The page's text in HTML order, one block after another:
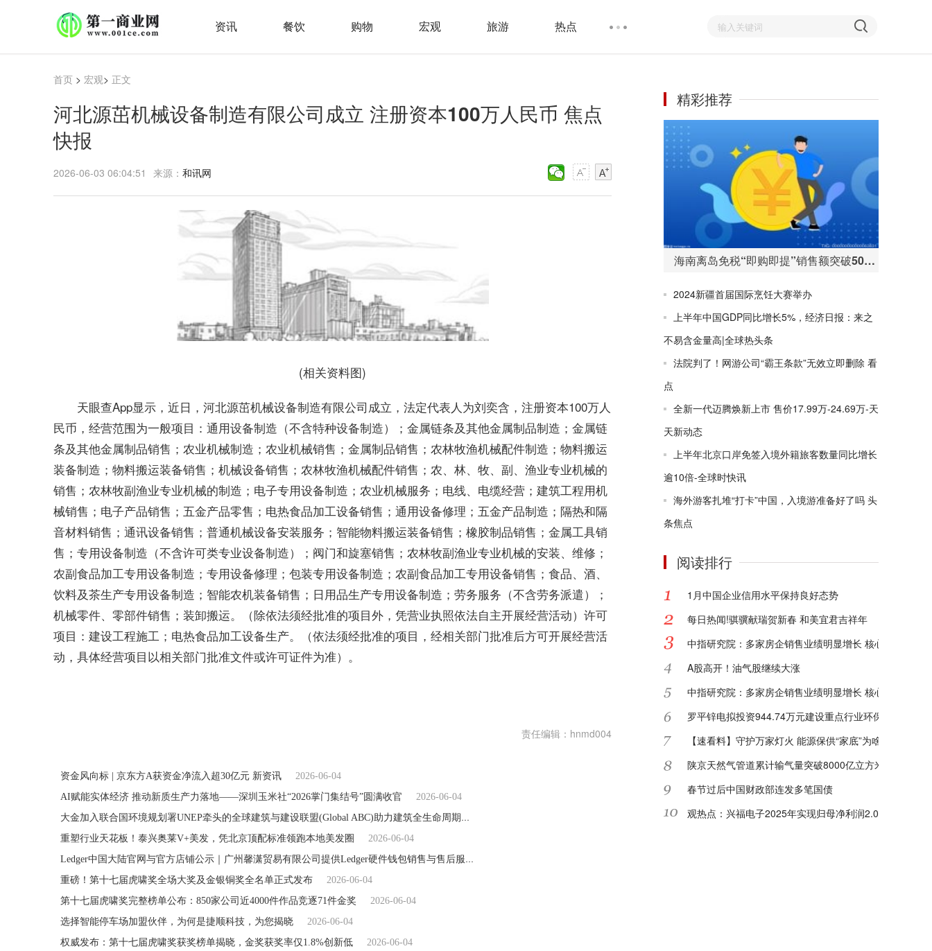
资讯 餐饮 购物 宏观 旅游 热点
首页 > 宏观> 正文
河北源茁机械设备制造有限公司成立 注册资本100万人民币 焦点
快报
2026-06-03 06:04:51 来源： 和讯网
(相关资料图)
天眼查App显示，近日，河北源茁机械设备制造有限公司成立，法定代表人为刘奕含，注册资本100万人
民币，经营范围为一般项目：通用设备制造（不含特种设备制造）；金属链条及其他金属制品制造；金属链
条及其他金属制品销售；农业机械制造；农业机械销售；金属制品销售；农林牧渔机械配件制造；物料搬运
装备制造；物料搬运装备销售；机械设备销售；农林牧渔机械配件销售；农、林、牧、副、渔业专业机械的
销售；农林牧副渔业专业机械的制造；电子专用设备制造；农业机械服务；电线、电缆经营；建筑工程用机
械销售；电子产品销售；五金产品零售；电热食品加工设备销售；通用设备修理；五金产品制造；隔热和隔
音材料销售；通讯设备销售；普通机械设备安装服务；智能物料搬运装备销售；橡胶制品销售；金属工具销
售；专用设备制造（不含许可类专业设备制造）；阀门和旋塞销售；农林牧副渔业专业机械的安装、维修；
农副食品加工专用设备制造；专用设备修理；包装专用设备制造；农副食品加工专用设备销售；食品、酒、
饮料及茶生产专用设备制造；智能农机装备销售；日用品生产专用设备制造；劳务服务（不含劳务派遣）；
机械零件、零部件销售；装卸搬运。（除依法须经批准的项目外，凭营业执照依法自主开展经营活动）许可
项目：建设工程施工；电热食品加工设备生产。（依法须经批准的项目，经相关部门批准后方可开展经营活
动，具体经营项目以相关部门批准文件或许可证件为准）。
责任编辑：hnmd004
资金风向标 | 京东方A获资金净流入超30亿元 新资讯
2026-06-04
AI赋能实体经济 推动新质生产力落地——深圳玉米社“2026掌门集结号”圆满收官
2026-06-04
大金加入联合国环境规划署UNEP牵头的全球建筑与建设联盟(Global ABC)助力建筑全生命周期脱碳
重塑行业天花板！泰兴奥莱V+美发，凭北京顶配标准领跑本地美发圈
2026-06-04
Ledger中国大陆官网与官方店铺公示｜广州馨潇贸易有限公司提供Ledger硬件钱包销售与售后服务
重磅！第十七届虎啸奖全场大奖及金银铜奖全名单正式发布
2026-06-04
第十七届虎啸奖完整榜单公布：850家公司近4000件作品竞逐71件金奖
2026-06-04
选择智能停车场加盟伙伴，为何是捷顺科技，为您揭晓
2026-06-04
权威发布：第十七届虎啸奖获奖榜单揭晓，金奖获奖率仅1.8%创新低
2026-06-04
精彩推荐
海南离岛免税“即购即提”销售额突破50亿元 购物人数255万人次
2024新疆首届国际烹饪大赛举办
上半年中国GDP同比增长5%，经济日报：来之
不易含金量高|全球热头条
法院判了！网游公司“霸王条款”无效立即删除 看
点
全新一代迈腾焕新上市 售价17.99万-24.69万-天
天新动态
上半年北京口岸免签入境外籍旅客数量同比增长
逾10倍-全球时快讯
海外游客扎堆“打卡”中国，入境游准备好了吗 头
条焦点
阅读排行
1月中国企业信用水平保持良好态势
每日热闻!骐骥献瑞贺新春 和美宜君吉祥年
中指研究院：多家房企销售业绩明显增长 核心城市或迎"
A股高开！油气股继续大涨
中指研究院：多家房企销售业绩明显增长 核心城市或迎"
罗平锌电拟投资944.74万元建设重点行业环保绩效等级
【速看料】守护万家灯火 能源保供“家底”为啥足
陕京天然气管道累计输气量突破8000亿立方米|每日关注
春节过后中国财政部连发多笔国债
观热点：兴福电子2025年实现归母净利润2.08亿元 同比